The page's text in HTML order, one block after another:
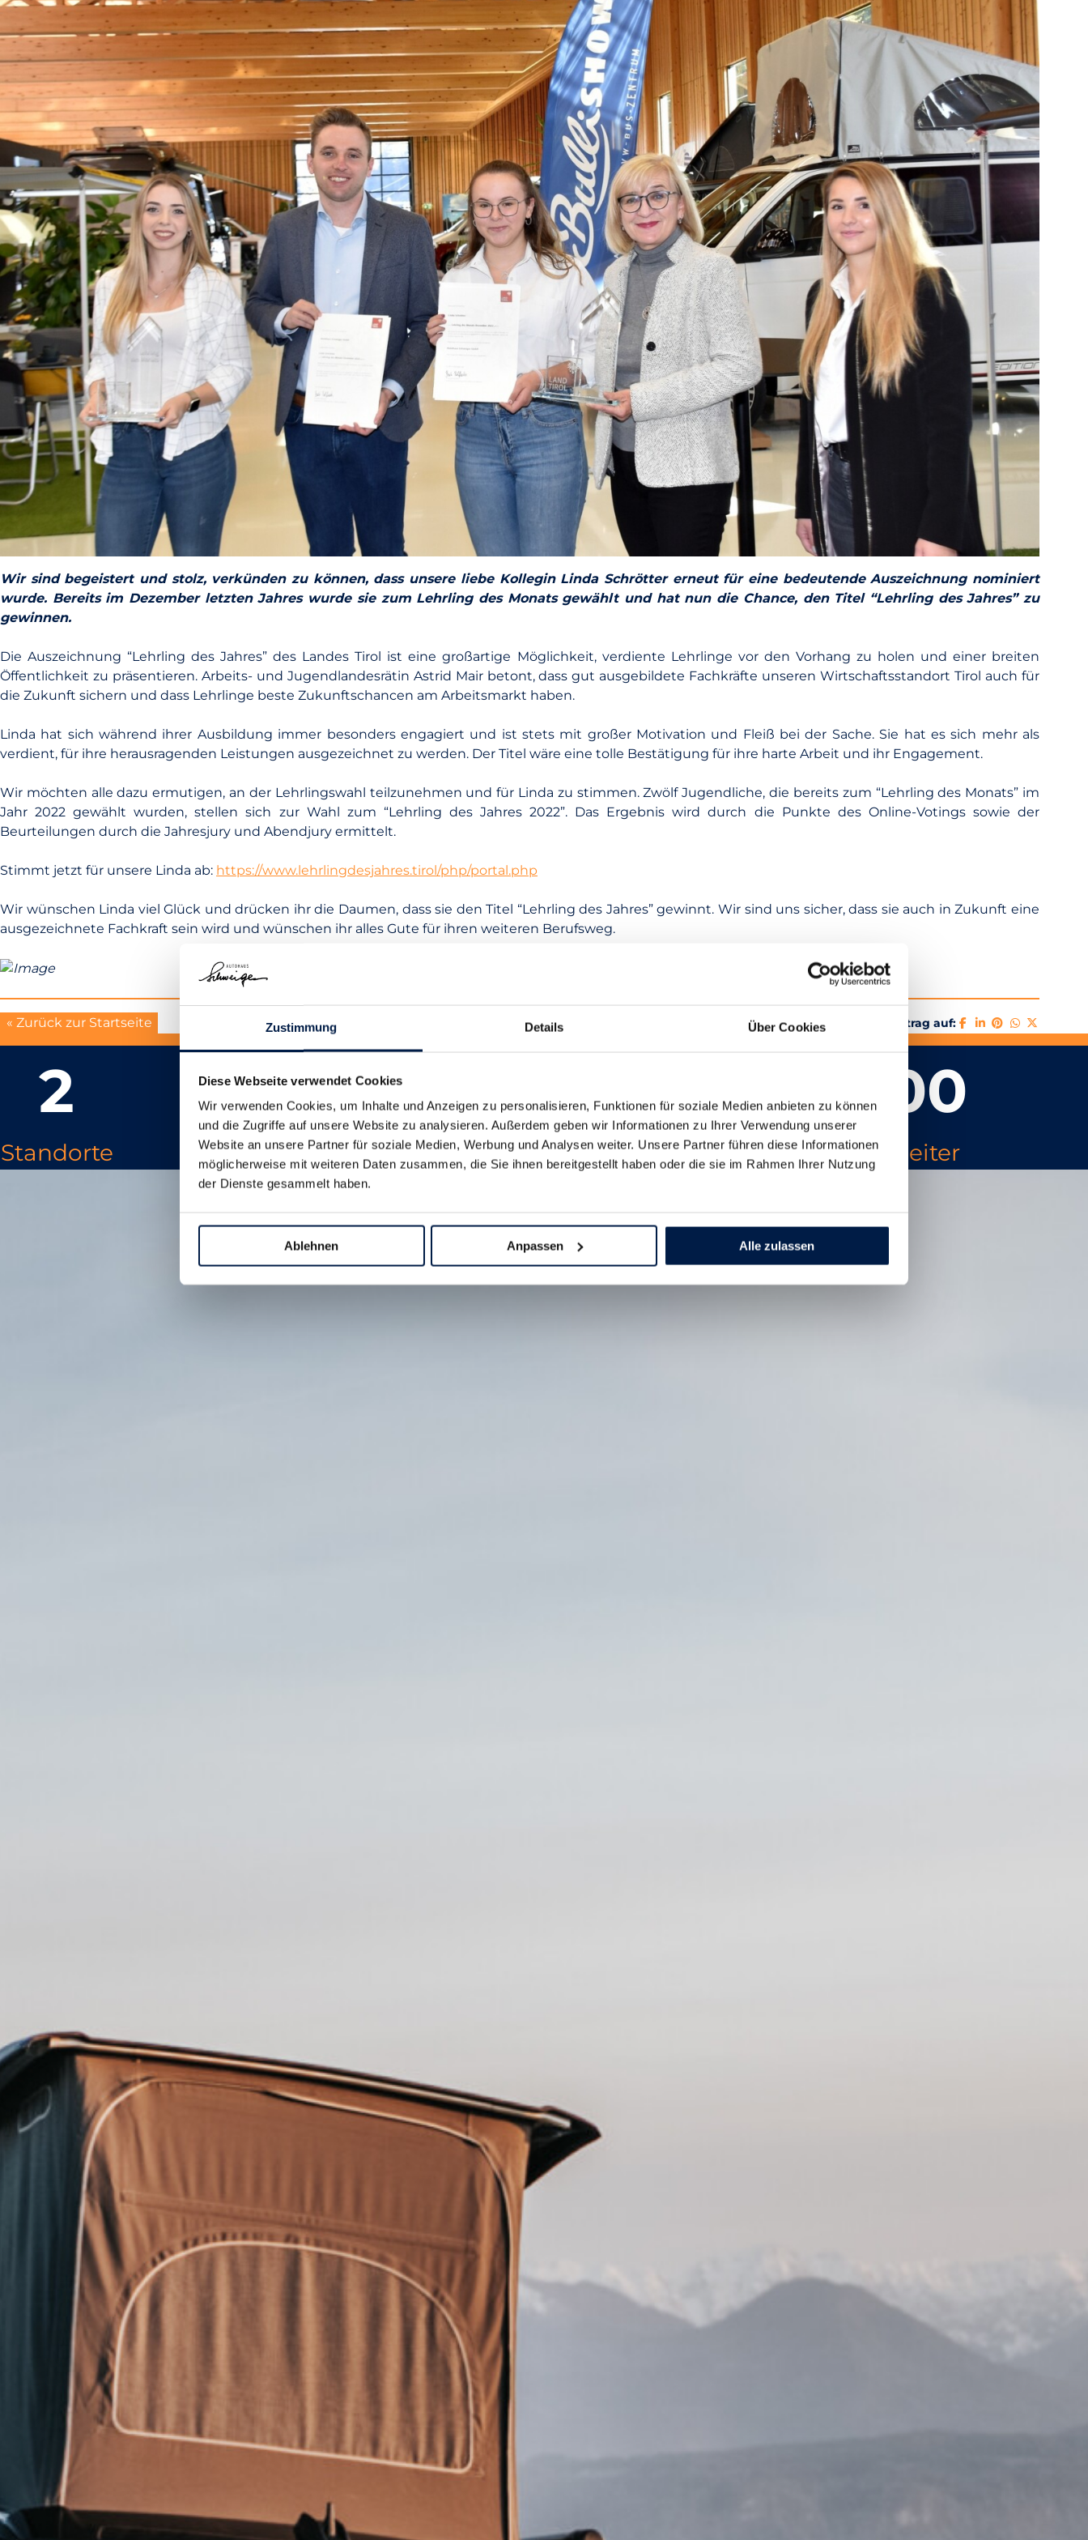
Zustimmung Details Über Cookies
Diese Webseite verwendet Cookies
Wir verwenden Cookies, um Inhalte und Anzeigen zu personalisieren, Funktionen für soziale Medien anbieten zu können
und die Zugriffe auf unsere Website zu analysieren. Außerdem geben wir Informationen zu Ihrer Verwendung unserer
Website an unsere Partner für soziale Medien, Werbung und Analysen weiter. Unsere Partner führen diese Informationen
möglicherweise mit weiteren Daten zusammen, die Sie ihnen bereitgestellt haben oder die sie im Rahmen Ihrer Nutzung
der Dienste gesammelt haben.
Ablehnen Anpassen Alle zulassen
Wir sind begeistert und stolz, verkünden zu können, dass unsere liebe Kollegin Linda Schrötter erneut für eine bedeutende Auszeichnung nominiert
wurde. Bereits im Dezember letzten Jahres wurde sie zum Lehrling des Monats gewählt und hat nun die Chance, den Titel “Lehrling des Jahres” zu
gewinnen.
Die Auszeichnung “Lehrling des Jahres” des Landes Tirol ist eine großartige Möglichkeit, verdiente Lehrlinge vor den Vorhang zu holen und einer breiten
Öffentlichkeit zu präsentieren. Arbeits- und Jugendlandesrätin Astrid Mair betont, dass gut ausgebildete Fachkräfte unseren Wirtschaftsstandort Tirol auch für
die Zukunft sichern und dass Lehrlinge beste Zukunftschancen am Arbeitsmarkt haben.
Linda hat sich während ihrer Ausbildung immer besonders engagiert und ist stets mit großer Motivation und Fleiß bei der Sache. Sie hat es sich mehr als
verdient, für ihre herausragenden Leistungen ausgezeichnet zu werden. Der Titel wäre eine tolle Bestätigung für ihre harte Arbeit und ihr Engagement.
Wir möchten alle dazu ermutigen, an der Lehrlingswahl teilzunehmen und für Linda zu stimmen. Zwölf Jugendliche, die bereits zum “Lehrling des Monats” im
Jahr 2022 gewählt wurden, stellen sich zur Wahl zum “Lehrling des Jahres 2022”. Das Ergebnis wird durch die Punkte des Online-Votings sowie der
Beurteilungen durch die Jahresjury und Abendjury ermittelt.
Stimmt jetzt für unsere Linda ab: https://www.lehrlingdesjahres.tirol/php/portal.php
Wir wünschen Linda viel Glück und drücken ihr die Daumen, dass sie den Titel “Lehrling des Jahres” gewinnt. Wir sind uns sicher, dass sie auch in Zukunft eine
ausgezeichnete Fachkraft sein wird und wünschen ihr alles Gute für ihren weiteren Berufsweg.
« Zurück zur Startseite Teile diesen Beitrag auf:
2
Standorte
>500
Fahrzeuge vor Ort
>100
Mitarbeiter